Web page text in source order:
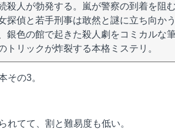
殺人が勃発する。嵐が警察の到着を阻
探偵と若手刑事は敢然と謎に立ち向か
銀色の館で起きた殺人劇をコミカルな
トリックが炸裂する本格ミステリ。
その3。
れてて、割と難易度も低い。